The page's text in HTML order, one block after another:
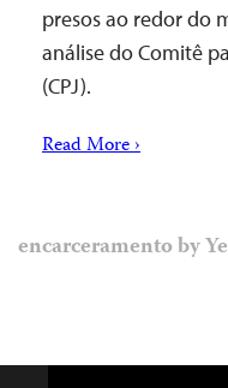
presos ao redor do
análise do Comitê
(CPJ).
Read More ›
encarceramento by